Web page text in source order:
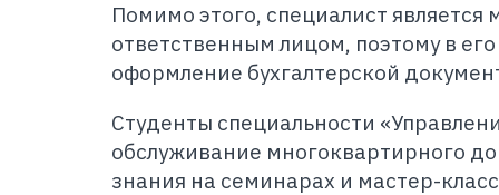
Помимо этого, специалист является
ответственным лицом, поэтому в
оформление бухгалтерской
Студенты специальности
обслуживание многоквартирного
знания на семинарах и мастер-